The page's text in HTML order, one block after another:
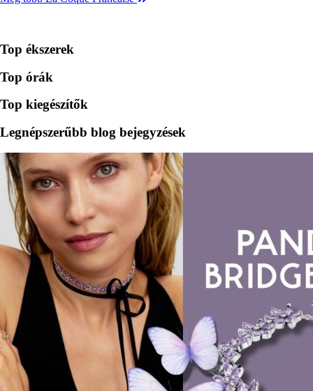
Top ékszerek
Top órák
Top kiegészítők
Legnépszerűbb blog bejegyzések